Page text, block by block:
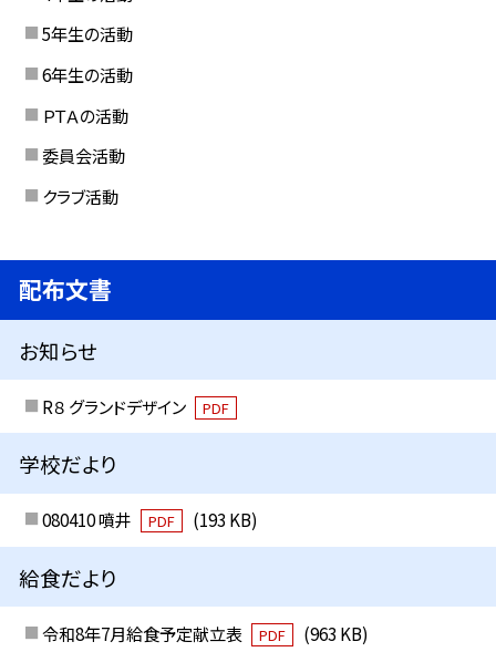
5年生の活動
6年生の活動
ＰＴＡの活動
委員会活動
クラブ活動
配布文書
お知らせ
R８ グランドデザイン PDF
学校だより
080410 噴井 PDF (193 KB)
給食だより
令和8年7月給食予定献立表 PDF
(963 KB)